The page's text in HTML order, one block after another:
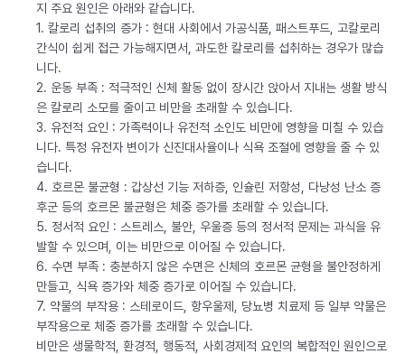
지 주요 원인은 아래와 같습니다.
1. 칼로리 섭취의 증가 : 현대 사회에서 가공식품, 패스트푸드, 고칼로리
간식이 쉽게 접근 가능해지면서, 과도한 칼로리를 섭취하는 경우가 많습
니다.
2. 운동 부족 : 적극적인 신체 활동 없이 장시간 앉아서 지내는 생활 방식
은 칼로리 소모를 줄이고 비만을 초래할 수 있습니다.
3. 유전적 요인 : 가족력이나 유전적 소인도 비만에 영향을 미칠 수 있습
니다. 특정 유전자 변이가 신진대사율이나 식욕 조절에 영향을 줄 수 있
습니다.
4. 호르몬 불균형 : 갑상선 기능 저하증, 인슐린 저항성, 다낭성 난소 증
후군 등의 호르몬 불균형은 체중 증가를 초래할 수 있습니다.
5. 정서적 요인 : 스트레스, 불안, 우울증 등의 정서적 문제는 과식을 유
발할 수 있으며, 이는 비만으로 이어질 수 있습니다.
6. 수면 부족 : 충분하지 않은 수면은 신체의 호르몬 균형을 불안정하게
만들고, 식욕 증가와 체중 증가로 이어질 수 있습니다.
7. 약물의 부작용 : 스테로이드, 항우울제, 당뇨병 치료제 등 일부 약물은
부작용으로 체중 증가를 초래할 수 있습니다.
비만은 생물학적, 환경적, 행동적, 사회경제적 요인의 복합적인 원인으로